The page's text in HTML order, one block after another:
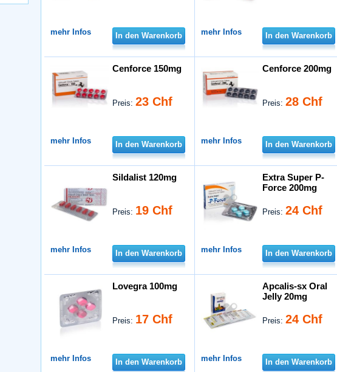
mehr Infos In den Warenkorb mehr Infos In den Warenkorb
Cenforce 150mg
Preis:23 Chf
mehr Infos In den Warenkorb
Cenforce 200mg
Preis:28 Chf
mehr Infos In den Warenkorb
Sildalist 120mg
Preis: 19 Chf
mehr Infos In den Warenkorb
Extra Super P-
Force 200mg
Preis:24 Chf
mehr Infos In den Warenkorb
Lovegra 100mg
Preis: 17 Chf
mehr Infos In den Warenkorb
Apcalis-sx Oral
Jelly 20mg
Preis:24 Chf
mehr Infos In den Warenkorb